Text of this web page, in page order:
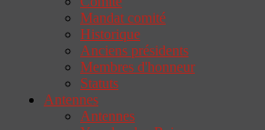
Mandat comité
Historique
Anciens présidents
Membres d'honneur
Statuts
Antennes
Antennes